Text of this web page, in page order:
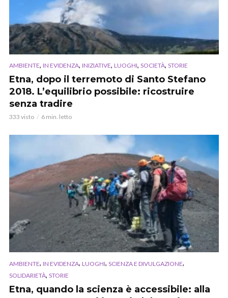
AMBIENTE, IN EVIDENZA, INIZIATIVE, LUOGHI, SOCIETÀ, STORIE
Etna, dopo il terremoto di Santo Stefano
2018. L’equilibrio possibile: ricostruire
senza tradire
333 visto 6 min. letto
AMBIENTE, IN EVIDENZA, LUOGHI, SCIENZA E DIVULGAZIONE,
SOLIDARIETÀ, STORIE
Etna, quando la scienza è accessibile: alla